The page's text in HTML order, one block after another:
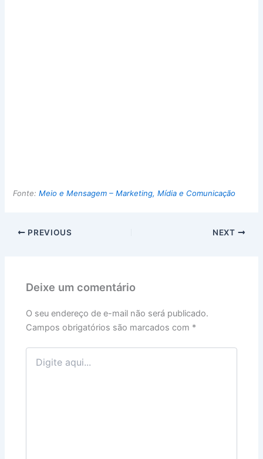
Fonte:Meio e Mensagem – Marketing, Mídia e Comunicação
PREVIOUS NEXT
Deixe um comentário
O seu endereço de e-mail não será publicado.
Campos obrigatórios são marcados com *
Digite
aqui...